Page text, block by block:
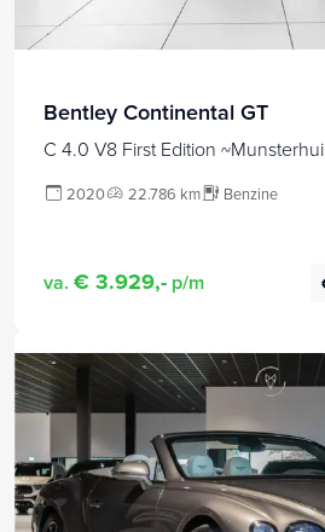
Bentley Continental GT
C 4.0 V8 First Edition
2020 22.786 km Benzine
va. € 3.929,- p/m